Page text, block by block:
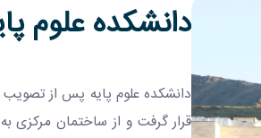
دانشکده علوم
قرار گرفت و از ساختمان